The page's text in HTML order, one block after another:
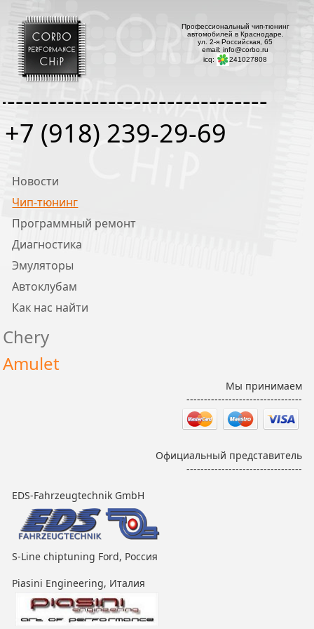
+7 (918) 239-29-69
Профессиональный чип-тюнинг
автомобилей в Краснодаре.
ул. 2-я Российская, 65
email: info@corbo.ru
icq:
241027808
Новости
Чип-тюнинг
Программный ремонт
Диагностика
Эмуляторы
Автоклубам
Как нас найти
Chery
Amulet
Мы принимаем
---------------------------------
Официальный представитель
---------------------------------
EDS-Fahrzeugtechnik GmbH
S-Line chiptuning Ford, Россия
Piasini Engineering, Италия